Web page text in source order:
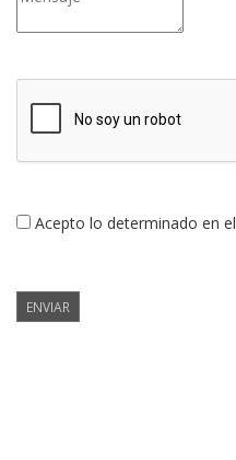
Acepto lo determinado en el
ENVIAR